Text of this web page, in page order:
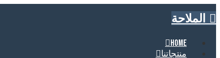
الملاحة
HOME
منتجاتنا